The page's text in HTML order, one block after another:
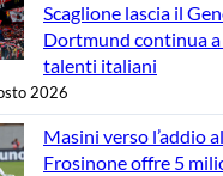
Scaglione lascia il
Dortmund continua
talenti italiani
2026
Masini verso l’addio
Frosinone offre 5